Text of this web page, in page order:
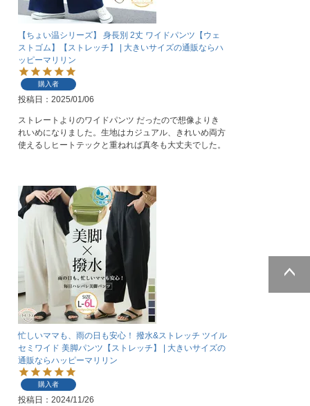
【ちょい温シリーズ】 身長別 2丈 ワイドパンツ【ウェ
ストゴム】【ストレッチ】 | 大きいサイズの通販ならハ
ッピーマリリン
購入者
投稿日 2025/01/06
ストレートよりのワイドパンツ だったので想像よりき
れいめになりました。生地はカジュアル、きれいめ両方
使えるしヒートテックと重ねれば真冬も大丈夫でした。
忙しいママも、雨の日も安心！ 撥水&ストレッチ ツイル
セミワイド 美脚パンツ【ストレッチ】 | 大きいサイズの
通販ならハッピーマリリン
購入者
投稿日 2024/11/26
ページトッ